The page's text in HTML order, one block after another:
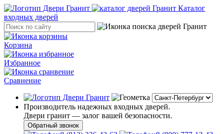
Каталог
входных дверей
Корзина
Избранное
Сравнение
Производитель надежных входных дверей.
Двери гранит — залог вашей безопасности.
Обратный звонок